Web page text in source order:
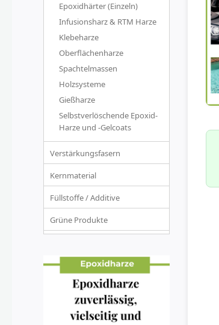
Epoxidhärter (Einzeln)
Infusionsharz & RTM Harze
Klebeharze
Oberflächenharze
Spachtelmassen
Holzsysteme
Gießharze
Selbstverlöschende Epoxid-
Harze und -Gelcoats
Verstärkungsfasern
Kernmaterial
Füllstoffe / Additive
Grüne Produkte